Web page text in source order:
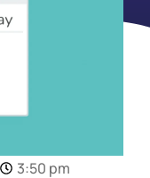
3:50 pm